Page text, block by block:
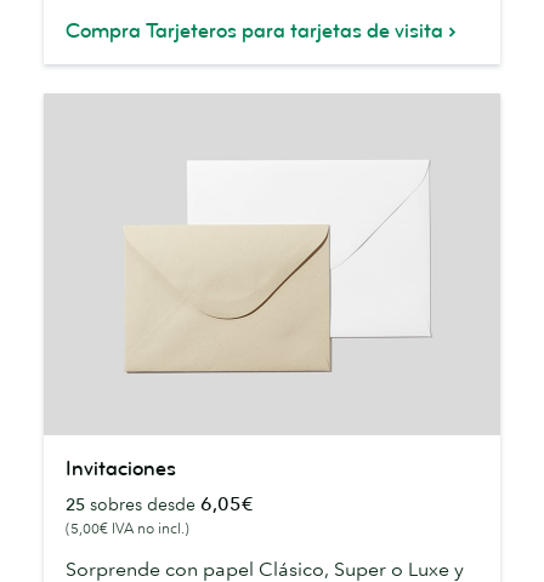
Compra Tarjeteros para tarjetas de visita
Invitaciones
25 sobres desde 6,05€
(5,00€ IVA no incl.)
Sorprende con papel Clásico, Super o Luxe y